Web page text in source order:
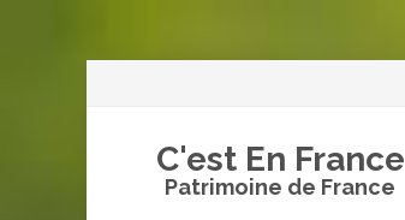
C'est En France
Patrimoine de France